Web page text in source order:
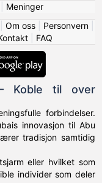
Meninger
Om oss| Personvern|
FAQ
Koble til over
forbindelser.
innovasjon til Abu
tradisjon samtidig
eller hvilket som
individer som deler